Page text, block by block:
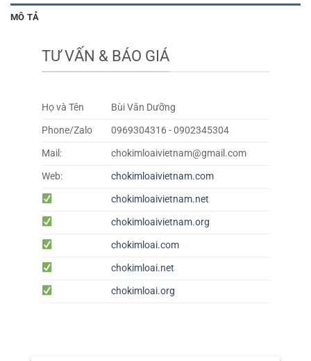
MÔ TẢ
TƯ VẤN & BÁO GIÁ
Họ và Tên
Bùi Văn Dưỡng
Phone/Zalo
0969304316 - 0902345304
Mail:
chokimloaivietnam@gmail.com
Web:
chokimloaivietnam.com
chokimloaivietnam.net
chokimloaivietnam.org
chokimloai.com
chokimloai.net
chokimloai.org